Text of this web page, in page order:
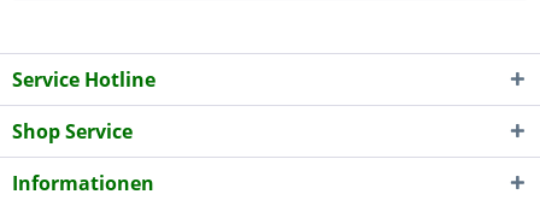
Service Hotline
Shop Service
Informationen